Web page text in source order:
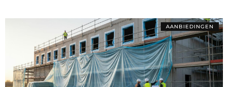
AANBIEDINGEN